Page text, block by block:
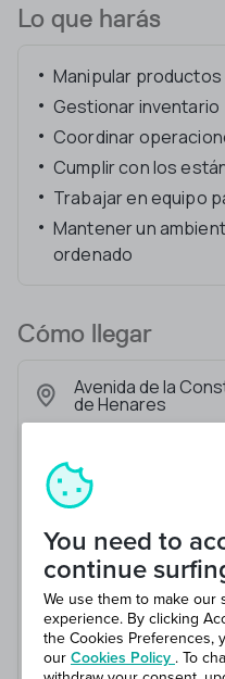
Lo que harás
Manipular productos
Gestionar inventario
Coordinar
Cumplir con los
Trabajar en equipo
Mantener un
ordenado
Cómo llegar
Avenida de la
de Henares
You need to
continue
We use them to make
experience. By clicking
the Cookies Preferences,
our Cookies Policy . To